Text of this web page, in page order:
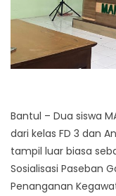
Bantul – Dua siswa
dari kelas FD 3 dan
tampil luar biasa
Sosialisasi Paseban
Penanganan